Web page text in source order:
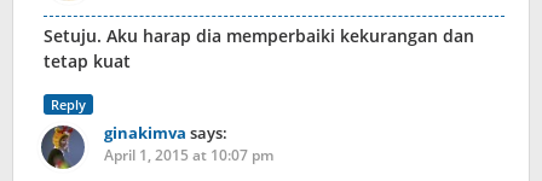
Setuju. Aku harap dia memperbaiki kekurangan dan
tetap kuat
Reply
ginakimva says:
April 1, 2015 at 10:07 pm